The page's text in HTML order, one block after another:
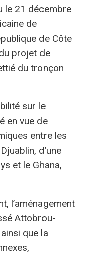
le 21 décembre
de
de Côte
projet de
du tronçon
sur le
en vue de
entre les
d’une
et le Ghana,
l’aménagement
Attobrou-
que la